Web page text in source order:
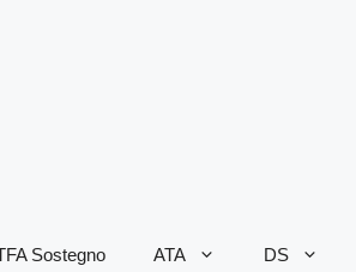
Sostegno ATA DS